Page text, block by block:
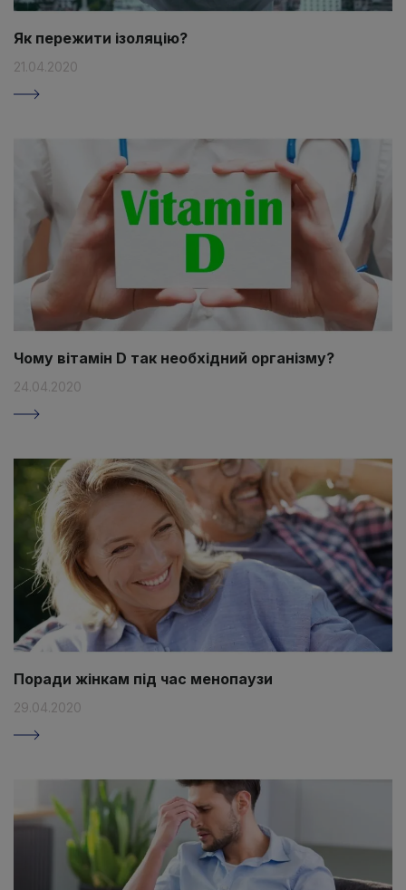
Як пережити ізоляцію?
21.04.2020
Чому вітамін D так необхідний організму?
24.04.2020
Поради жінкам під час менопаузи
29.04.2020